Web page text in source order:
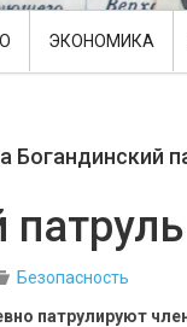
ЭКОНОМИКА
Богандинский
Безопасность
патрулируют